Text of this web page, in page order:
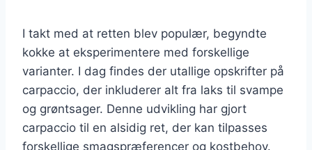
I takt med at retten blev populær, begyndte
kokke at eksperimentere med forskellige
varianter. I dag findes der utallige opskrifter på
carpaccio, der inkluderer alt fra laks til svampe
og grøntsager. Denne udvikling har gjort
carpaccio til en alsidig ret, der kan tilpasses
forskellige smagspræferencer og kostbehov.